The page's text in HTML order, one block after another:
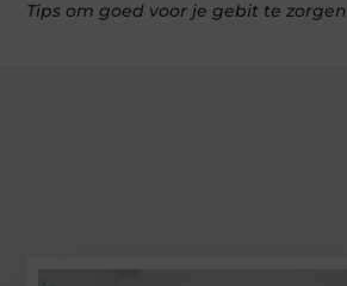
Tips om goed voor je gebit te zorgen